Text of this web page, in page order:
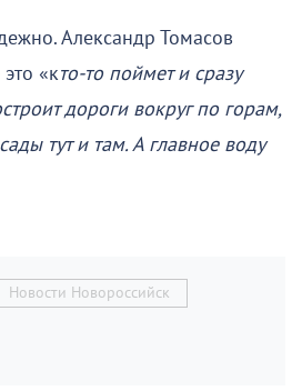
Александр Томасов
«кто-то поймет и сразу
дороги вокруг по горам,
тут и там. А главное воду
Новости Новороссийск